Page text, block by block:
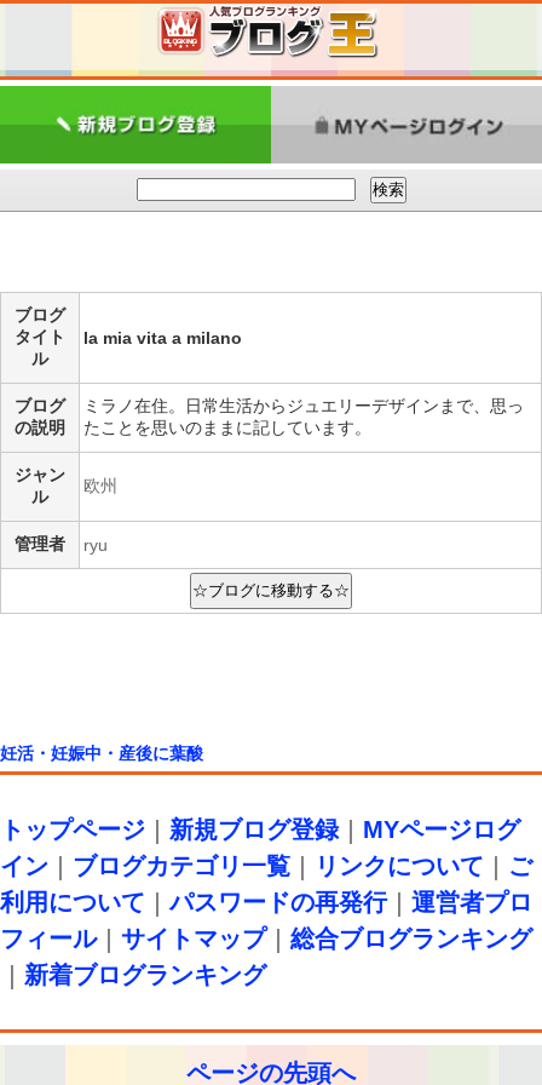
ブログ
タイト
ル
la mia vita a milano
ブログ
の説明
ミラノ在住。日常生活からジュエリーデザインまで、思っ
たことを思いのままに記しています。
ジャン
ル
欧州
管理者 ryu
妊活・妊娠中・産後に葉酸
トップページ 新規ブログ登録｜ MYページログ
イン
ブログカテゴリ一覧 リンクについて
ご
利用について ｜パスワードの再発行｜ 運営者プロ
フィール｜ サイトマップ｜ 総合ブログランキング
新着ブログランキング
ページの先頭へ